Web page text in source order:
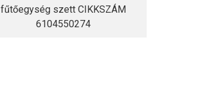
fűtőegység szett CIKKSZÁM
6104550274